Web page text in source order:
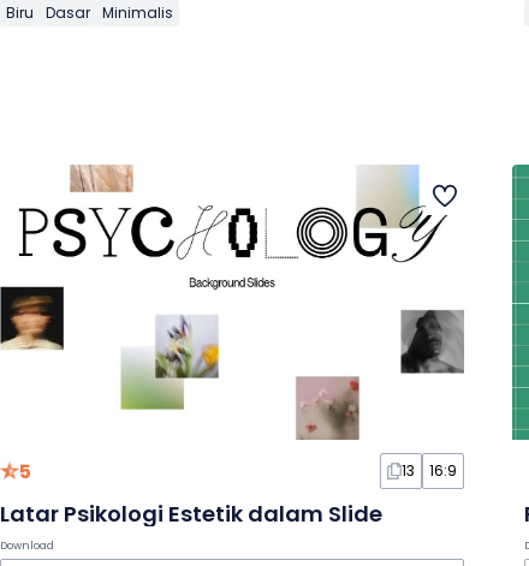
Biru Dasar Minimalis
5 13 16:9
Latar Psikologi Estetik dalam Slide
Download